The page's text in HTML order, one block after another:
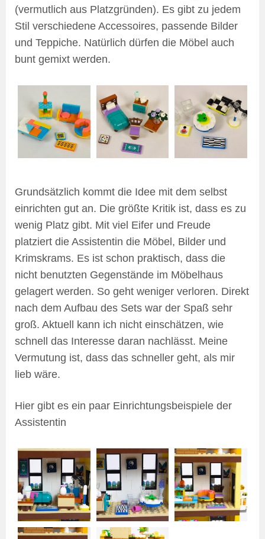
(vermutlich aus Platzgründen). Es gibt zu jedem
Stil verschiedene Accessoires, passende Bilder
und Teppiche. Natürlich dürfen die Möbel auch
bunt gemixt werden.
Grundsätzlich kommt die Idee mit dem selbst
einrichten gut an. Die größte Kritik ist, dass es zu
wenig Platz gibt. Mit viel Eifer und Freude
platziert die Assistentin die Möbel, Bilder und
Krimskrams. Es ist schon praktisch, dass die
nicht benutzten Gegenstände im Möbelhaus
gelagert werden. So geht weniger verloren. Direkt
nach dem Aufbau des Sets war der Spaß sehr
groß. Aktuell kann ich nicht einschätzen, wie
schnell das Interesse daran nachlässt. Meine
Vermutung ist, dass das schneller geht, als mir
lieb wäre.
Hier gibt es ein paar Einrichtungsbeispiele der
Assistentin